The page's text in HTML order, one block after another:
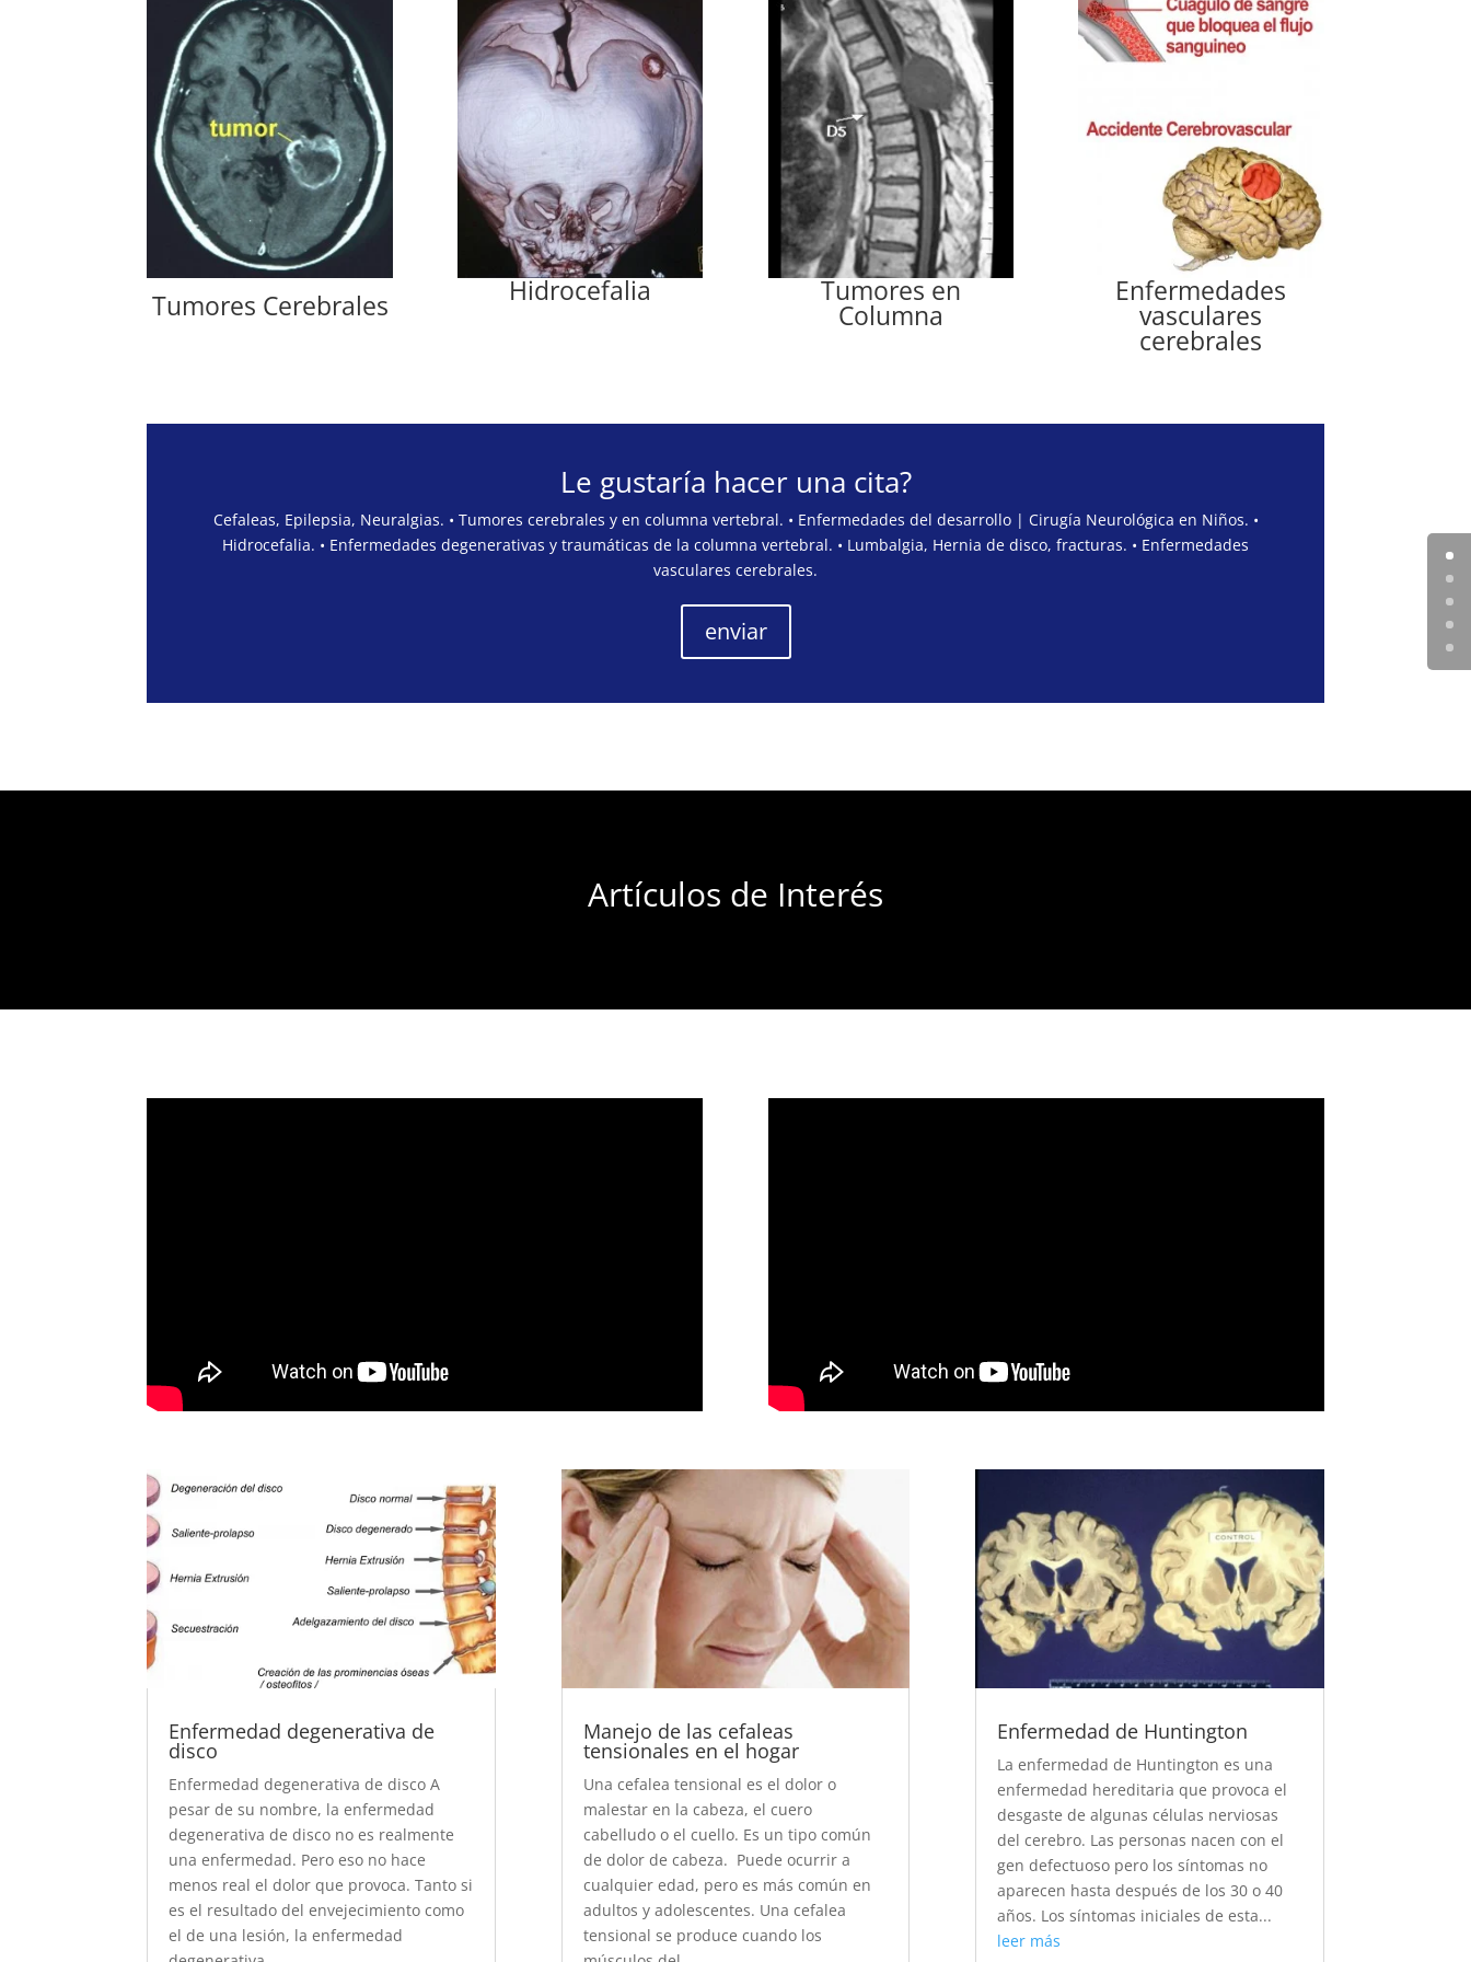
Tumores Cerebrales Hidrocefalia Tumores en
Columna
Enfermedades
vasculares
cerebrales
Le gustaría hacer una cita?
Cefaleas, Epilepsia, Neuralgias. • Tumores cerebrales y en columna vertebral. • Enfermedades del desarrollo | Cirugía Neurológica en Niños. •
Hidrocefalia. • Enfermedades degenerativas y traumáticas de la columna vertebral. • Lumbalgia, Hernia de disco, fracturas. • Enfermedades
vasculares cerebrales.
enviar
Artículos de Interés
Enfermedad degenerativa de
disco
Enfermedad degenerativa de disco A
pesar de su nombre, la enfermedad
degenerativa de disco no es realmente
una enfermedad. Pero eso no hace
menos real el dolor que provoca. Tanto si
es el resultado del envejecimiento como
el de una lesión, la enfermedad
Manejo de las cefaleas
tensionales en el hogar
Una cefalea tensional es el dolor o
malestar en la cabeza, el cuero
cabelludo o el cuello. Es un tipo común
de dolor de cabeza. Puede ocurrir a
cualquier edad, pero es más común en
adultos y adolescentes. Una cefalea
tensional se produce cuando los
Enfermedad de Huntington
La enfermedad de Huntington es una
enfermedad hereditaria que provoca el
desgaste de algunas células nerviosas
del cerebro. Las personas nacen con el
gen defectuoso pero los síntomas no
aparecen hasta después de los 30 o 40
años. Los síntomas iniciales de esta...
leer más